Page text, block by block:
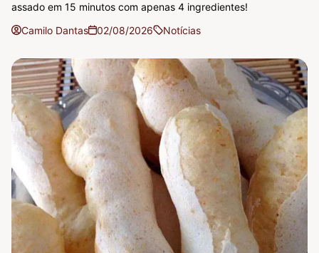
assado em 15 minutos com apenas 4 ingredientes!
Camilo Dantas
02/08/2026 Notícias